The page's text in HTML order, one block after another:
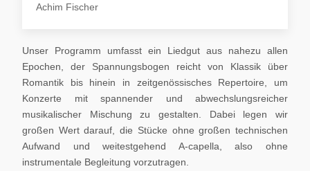
Achim Fischer
Unser Programm umfasst ein Liedgut aus nahezu allen
Epochen, der Spannungsbogen reicht von Klassik über
Romantik bis hinein in zeitgenössisches Repertoire, um
Konzerte mit spannender und abwechslungsreicher
musikalischer Mischung zu gestalten. Dabei legen wir
großen Wert darauf, die Stücke ohne großen technischen
Aufwand und weitestgehend A-capella, also ohne
instrumentale Begleitung vorzutragen.